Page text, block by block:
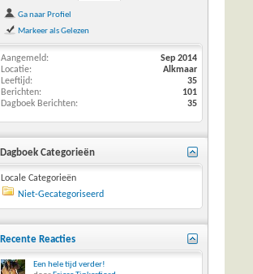
Ga naar Profiel
Markeer als Gelezen
Aangemeld
Sep 2014
Locatie
Alkmaar
Leeftijd
35
Berichten
101
Dagboek Berichten
35
Dagboek Categorieën
Locale Categorieën
Niet-Gecategoriseerd
Recente Reacties
Een hele tijd verder!